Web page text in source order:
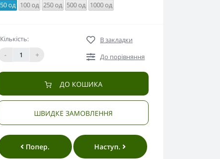
50 од 100 од 250 од 500 од 1000 од
Кількість:
-
+
В закладки
До порівняння
ДО КОШИКА
ШВИДКЕ ЗАМОВЛЕННЯ
Попер. Наступ.